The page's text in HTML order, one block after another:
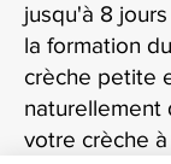
jusqu'à 8
la formation
crèche petite
naturellement
votre crèche